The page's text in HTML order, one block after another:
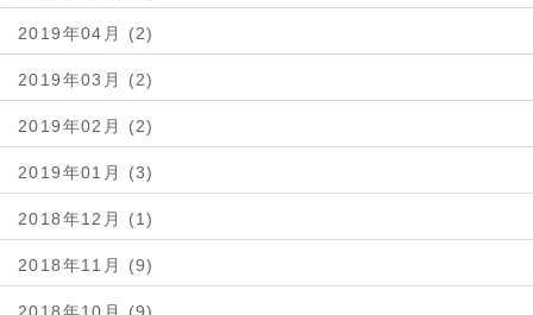
2019年04月 (2)
2019年03月 (2)
2019年02月 (2)
2019年01月 (3)
2018年12月 (1)
2018年11月 (9)
2018年10月 (9)